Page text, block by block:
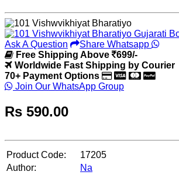
Ask A Question
Share Whatsapp
Free Shipping Above
699/-
Worldwide Fast Shipping by Courier
70+ Payment Options
Join Our WhatsApp Group
Rs 590.00
Product Code:
17205
Author:
Na